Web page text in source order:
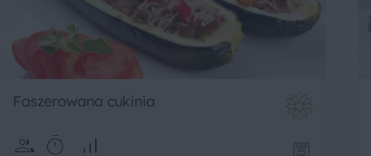
Faszerowana cukinia